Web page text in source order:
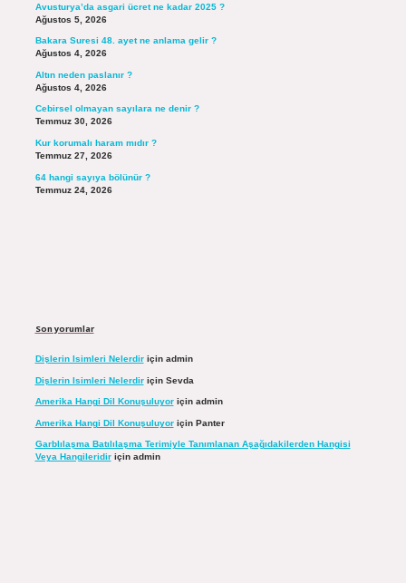
Avusturya’da asgari ücret ne kadar 2025 ?
Ağustos 5, 2026
Bakara Suresi 48. ayet ne anlama gelir ?
Ağustos 4, 2026
Altın neden paslanır ?
Ağustos 4, 2026
Cebirsel olmayan sayılara ne denir ?
Temmuz 30, 2026
Kur korumalı haram mıdır ?
Temmuz 27, 2026
64 hangi sayıya bölünür ?
Temmuz 24, 2026
Son yorumlar
Dişlerin Isimleri Nelerdiriçin admin
Dişlerin Isimleri Nelerdiriçin Sevda
Amerika Hangi Dil Konuşuluyoriçin admin
Amerika Hangi Dil Konuşuluyoriçin Panter
Garblılaşma Batılılaşma Terimiyle Tanımlanan Aşağıdakilerden Hangisi
Veya Hangileridiriçin admin